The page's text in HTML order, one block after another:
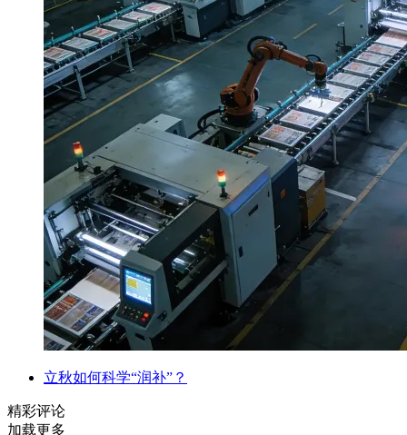
立秋如何科学“润补”？
精彩评论
加载更多